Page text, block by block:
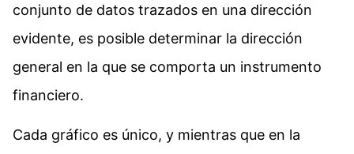
conjunto de datos trazados en una dirección
evidente, es posible determinar la dirección
general en la que se comporta un instrumento
financiero.
Cada gráfico es único, y mientras que en la